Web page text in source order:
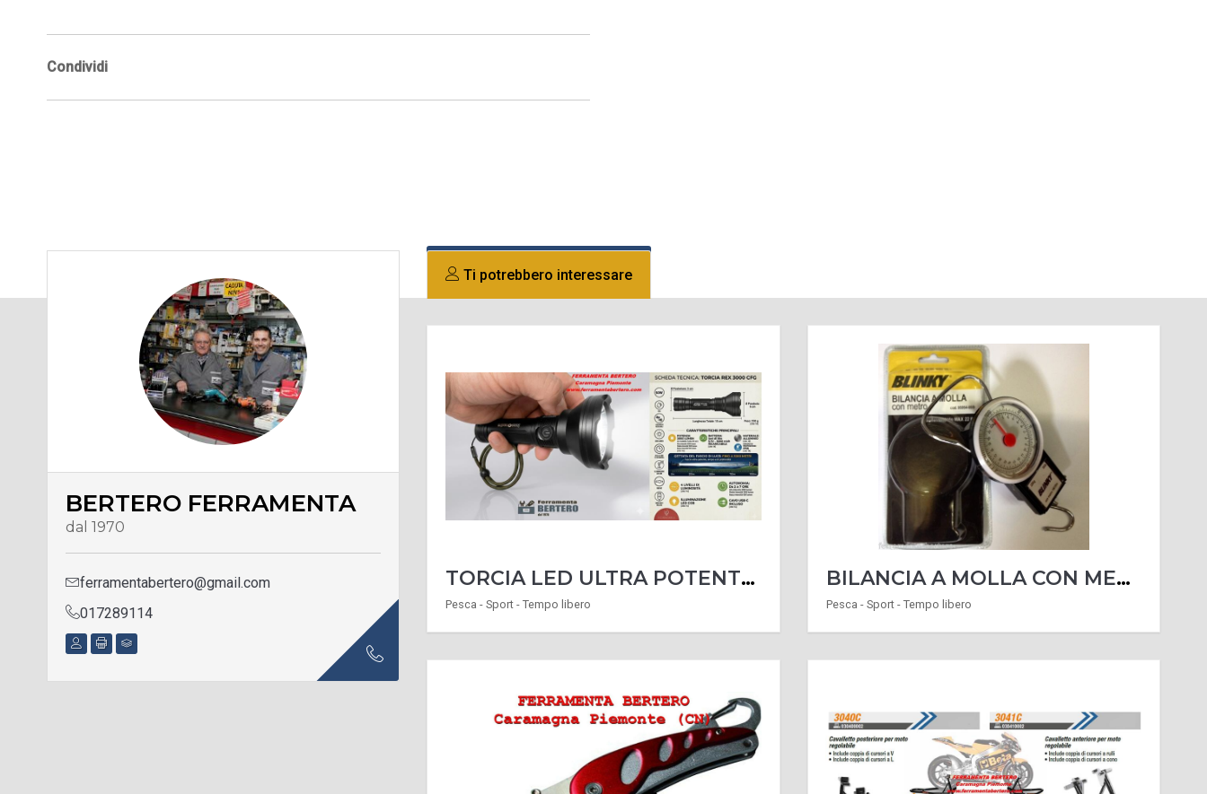
Condividi
BERTERO FERRAMENTA
dal 1970
ferramentabertero@gmail.com
017289114
Ti potrebbero interessare
TORCIA LED ULTRA POTENTE RICARICABILE REX 3000 GETTATA LUCE 1000 METRI
Pesca - Sport - Tempo libero
BILANCIA A MOLLA CON METRO 22 KG MAX IDEALE PER PESARE QUALSIASI OGGETTO
Pesca - Sport - Tempo libero